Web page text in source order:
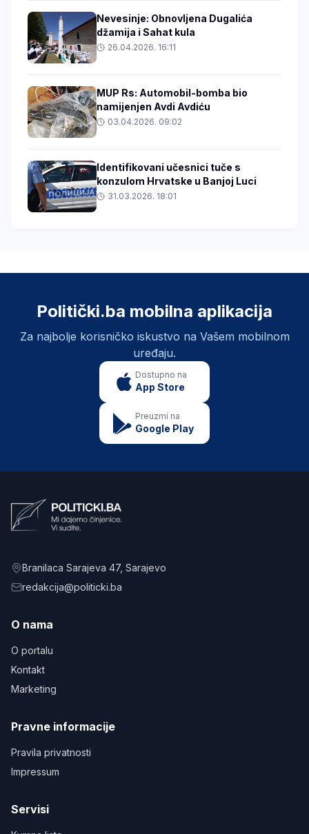
Nevesinje: Obnovljena Dugalića
džamija i Sahat kula
26.04.2026. 16:11
MUP Rs: Automobil-bomba bio
namijenjen Avdi Avdiću
03.04.2026. 09:02
Identifikovani učesnici tuče s
konzulom Hrvatske u Banjoj Luci
31.03.2026. 18:01
Politički.ba mobilna aplikacija
Za najbolje korisničko iskustvo na Vašem mobilnom
uređaju.
Dostupno na
App Store
Preuzmi na
Google Play
Branilaca Sarajeva 47, Sarajevo
redakcija@politicki.ba
O nama
O portalu
Kontakt
Marketing
Pravne informacije
Pravila privatnosti
Impressum
Servisi